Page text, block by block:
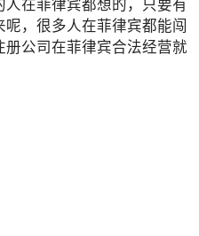
在菲律宾都想的，只要有
，很多人在菲律宾都能闯
公司在菲律宾合法经营就